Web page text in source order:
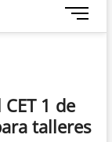
B
o
d
e
m
1 de
talleres